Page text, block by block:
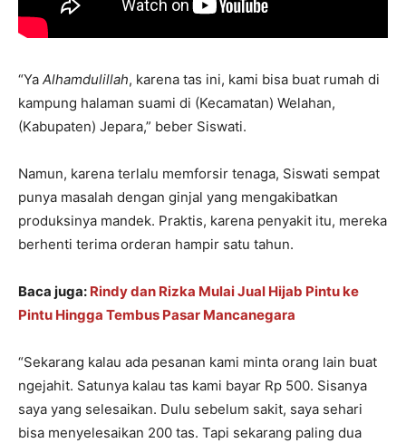
“Ya Alhamdulillah, karena tas ini, kami bisa buat rumah di
kampung halaman suami di (Kecamatan) Welahan,
(Kabupaten) Jepara,” beber Siswati.
Namun, karena terlalu memforsir tenaga, Siswati sempat
punya masalah dengan ginjal yang mengakibatkan
produksinya mandek. Praktis, karena penyakit itu, mereka
berhenti terima orderan hampir satu tahun.
Baca juga: Rindy dan Rizka Mulai Jual Hijab Pintu ke
Pintu Hingga Tembus Pasar Mancanegara
“Sekarang kalau ada pesanan kami minta orang lain buat
ngejahit. Satunya kalau tas kami bayar Rp 500. Sisanya
saya yang selesaikan. Dulu sebelum sakit, saya sehari
bisa menyelesaikan 200 tas. Tapi sekarang paling dua